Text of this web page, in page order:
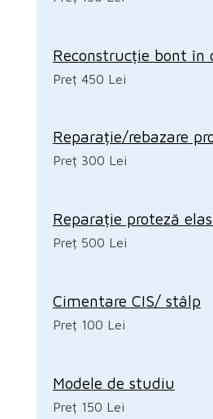
Reconstrucție bont în
Preț 450 Lei
Reparație/rebazare
Preț 300 Lei
Reparație proteză
Preț 500 Lei
Cimentare CIS/ stâlp
Preț 100 Lei
Modele de studiu
Preț 150 Lei